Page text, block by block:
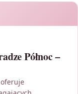
Północ –
oferuje